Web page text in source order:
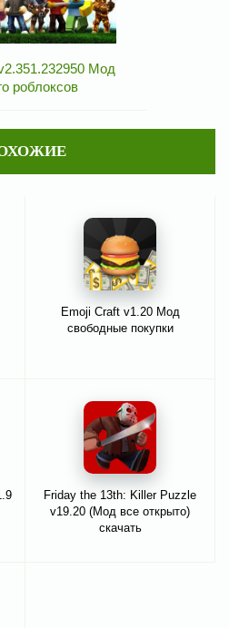
Мод
роблоксов
Emoji Craft v1.20 Мод
свободные покупки
Friday the 13th: Killer Puzzle
v19.20 (Мод все открыто)
скачать